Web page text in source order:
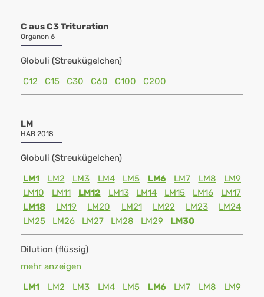
C aus C3 Trituration
Organon 6
Globuli (Streukügelchen)
C12
C15 C30 C60 C100 C200
LM
HAB 2018
Globuli (Streukügelchen)
LM1
LM2 LM3 LM4 LM5 LM6 LM7 LM8
LM9
LM10
LM11 LM12 LM13 LM14 LM15 LM16
LM17
LM18
LM19 LM20 LM21 LM22 LM23
LM24
LM25
LM26 LM27 LM28 LM29 LM30
Dilution (flüssig)
mehr anzeigen
LM1
LM2 LM3 LM4 LM5 LM6 LM7 LM8
LM9